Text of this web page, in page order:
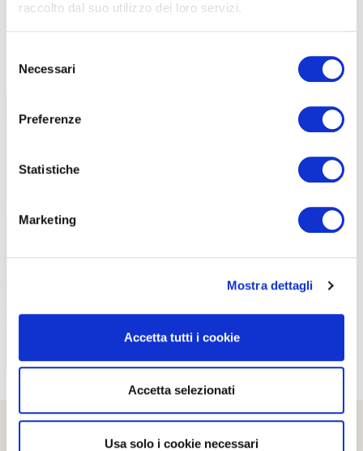
raccolto dal suo utilizzo dei loro servizi.
delNecessari
Preferenze
Statistiche
Marketing
Mostra dettagli
Accetta tutti i cookie
Accetta selezionati
Usa solo i cookie necessari
TUTTE LE CATEGORIE DEL MAGAZINE